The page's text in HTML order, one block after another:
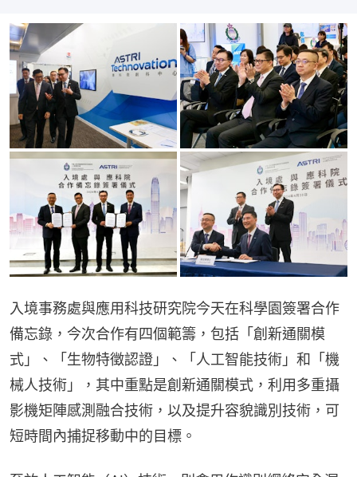
入境事務處與應用科技研究院今天在科學園簽署合作
備忘錄，今次合作有四個範籌，包括「創新通關模
式」、「生物特徵認證」、「人工智能技術」和「機
械人技術」，其中重點是創新通關模式，利用多重攝
影機矩陣感測融合技術，以及提升容貌識別技術，可
短時間內捕捉移動中的目標。